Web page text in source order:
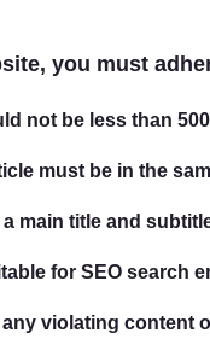
you must
not be less than
must be in the
main title and
for SEO search
violating content